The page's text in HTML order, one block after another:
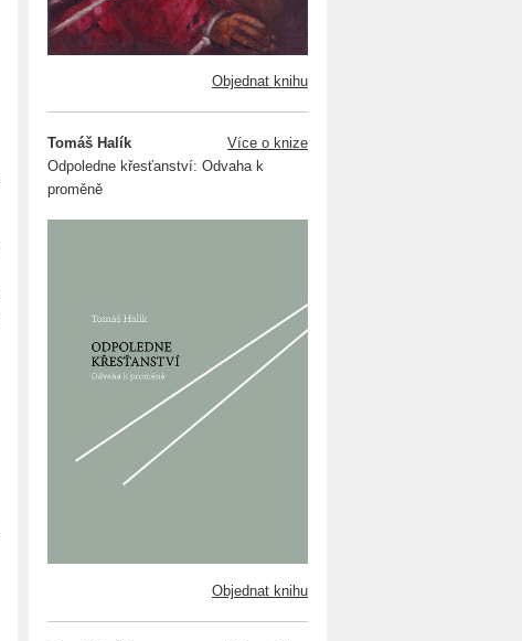
Objednat knihu
Tomáš Halík
Více o knize
Odpoledne křesťanství: Odvaha k
proměně
Objednat knihu